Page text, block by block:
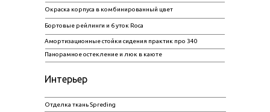
Отделка ткань Spreding
Интерьер
Панорамное остекление и люк в каюте
Амортизационные стойки сидения практик про 340
Бортовые рейлинги и 6 уток Roca
Окраска корпуса в комбинированный цвет